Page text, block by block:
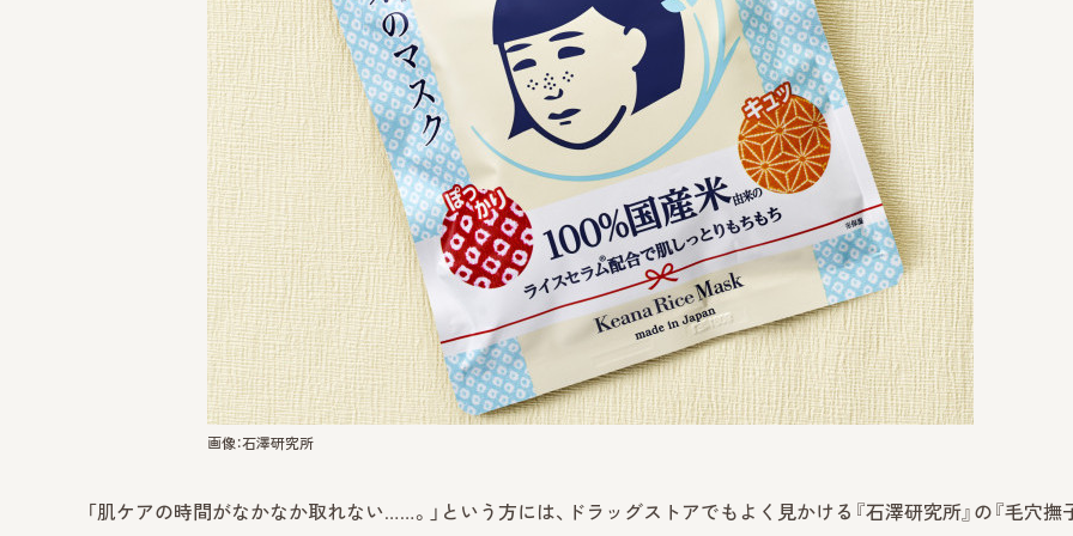
画像：石澤研究所
「肌ケアの時間がなかなか取れない……。」という方には、ドラッグストアでもよく見かける『石澤研究所』の『毛穴撫